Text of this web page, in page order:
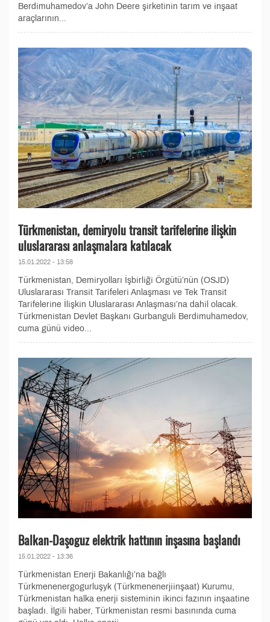
Berdimuhamedov’a John Deere şirketinin tarım ve inşaat
araçlarının...
Türkmenistan, demiryolu transit tarifelerine ilişkin
uluslararası anlaşmalara katılacak
15.01.2022 - 13:58
Türkmenistan, Demiryolları İşbirliği Örgütü’nün (OSJD)
Uluslararası Transit Tarifeleri Anlaşması ve Tek Transit
Tarifelerine İlişkin Uluslararası Anlaşması’na dahil olacak.
Türkmenistan Devlet Başkanı Gurbanguli Berdimuhamedov,
cuma günü video...
Balkan-Daşoguz elektrik hattının inşasına başlandı
15.01.2022 - 13:36
Türkmenistan Enerji Bakanlığı’na bağlı
Türkmenenergogurluşyk (Türkmenenerjiinşaat) Kurumu,
Türkmenistan halka enerji sisteminin ikinci fazının inşaatine
başladı. İlgili haber, Türkmenistan resmi basınında cuma